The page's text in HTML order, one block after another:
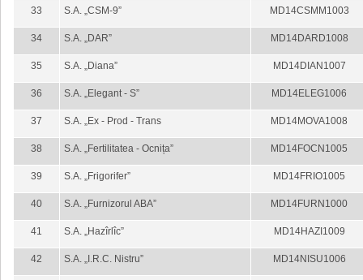
33 S.A. „CSM-9” MD14CSMM1003
34 S.A. „DAR” MD14DARD1008
35 S.A. „Diana” MD14DIAN1007
36 S.A. „Elegant - S” MD14ELEG1006
37 S.A. „Ex - Prod - Trans MD14MOVA1008
38 S.A. „Fertilitatea - Ocnița” MD14FOCN1005
39 S.A. „Frigorifer” MD14FRIO1005
40 S.A. „Furnizorul ABA” MD14FURN1000
41 S.A. „Hazîrlîc” MD14HAZI1009
42 S.A. „I.R.C. Nistru” MD14NISU1006